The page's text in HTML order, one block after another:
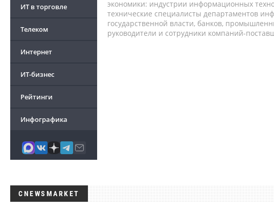
ИТ в торговле
Телеком
Интернет
ИТ-бизнес
Рейтинги
Инфографика
экономики: индустрии информационных
технические специалисты департаментов
государственной власти, банков,
руководители и сотрудники компаний-
CNEWSMARKET